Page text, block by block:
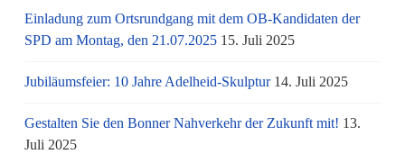
Einladung zum Ortsrundgang mit dem OB-Kandidaten der
SPD am Montag, den 21.07.2025 15. Juli 2025
Jubiläumsfeier: 10 Jahre Adelheid-Skulptur 14. Juli 2025
Gestalten Sie den Bonner Nahverkehr der Zukunft mit! 13.
Juli 2025